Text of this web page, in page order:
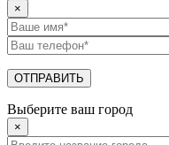
×
Выберите ваш город
×